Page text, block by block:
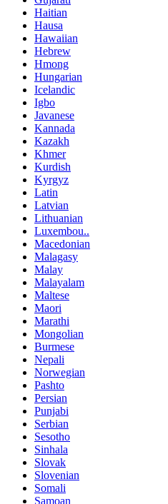
Haitian
Hausa
Hawaiian
Hebrew
Hmong
Hungarian
Icelandic
Igbo
Javanese
Kannada
Kazakh
Khmer
Kurdish
Kyrgyz
Latin
Latvian
Lithuanian
Luxembou..
Macedonian
Malagasy
Malay
Malayalam
Maltese
Maori
Marathi
Mongolian
Burmese
Nepali
Norwegian
Pashto
Persian
Punjabi
Serbian
Sesotho
Sinhala
Slovak
Slovenian
Somali
Samoan